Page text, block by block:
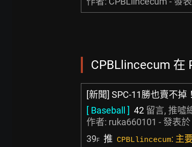
CPBLlincecum 在
[新聞] SPC-11勝也賣不
[ Baseball ] 42 留言, 推噓
作者: ruka660101 - 發表於
39F 推 CPBLlincecum: 主